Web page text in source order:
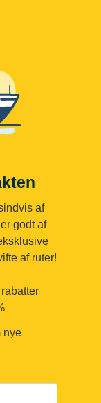
af
godt af
af ruter!
nye